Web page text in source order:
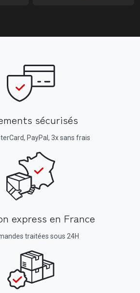
sécurisés
PayPal, 3x sans frais
express en France
traitées sous 24H